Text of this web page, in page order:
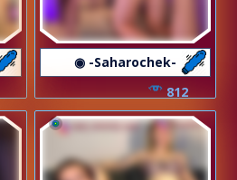
◉ -Saharochek-
812